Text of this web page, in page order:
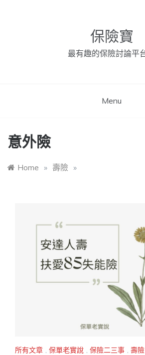
保險寶
最有趣的保險討論平
Menu
意外險
Home » 壽險 »
所有文章 , 保單老實說 , 保險二三事 , 壽險